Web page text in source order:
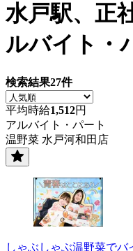
水戸駅、正
ルバイト・
検索結果27件
平均時給1,512円
アルバイト・パート
温野菜 水戸河和田店
しゃぶしゃぶ温野菜で